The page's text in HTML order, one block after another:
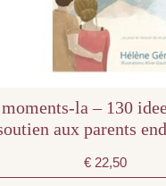
moments-la – 130
aux parents
€ 22,50